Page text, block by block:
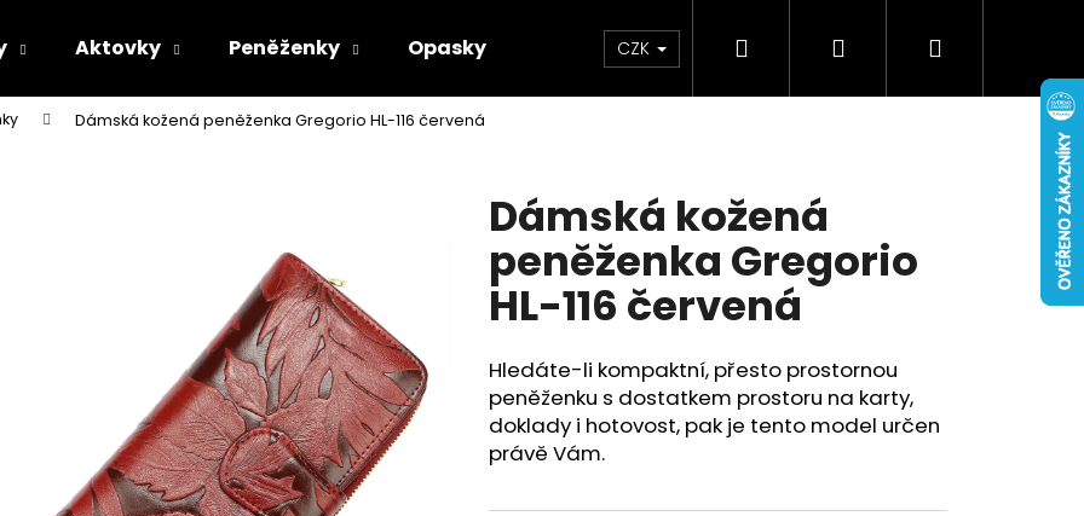
Aktovky Peněženky Opasky Doplňky Novinky
CZK Hledat PřihlášeníNákupní
Dámská kožená peněženka Gregorio HL-116 červená
Dámská kožená
peněženka Gregorio
HL-116 červená
Hledáte-li kompaktní, přesto prostornou
peněženku s dostatkem prostoru na karty,
doklady i hotovost, pak je tento model určen
právě Vám.
Co potřebujete najít?
Doporučujeme